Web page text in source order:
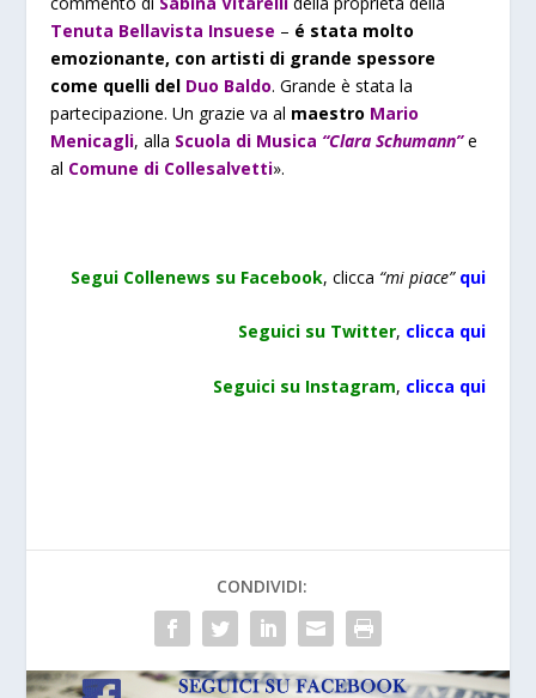
Tenuta Bellavista Insuese – é stata molto
emozionante, con artisti di grande spessore
come quelli del Duo Baldo. Grande è stata la
partecipazione. Un grazie va al maestro Mario
Menicagli, alla Scuola di Musica “Clara Schumann” e
al Comune di Collesalvetti».
Segui Collenews su Facebook, clicca “mi piace” qui
Seguici su Twitter, clicca qui
Seguici su Instagram, clicca qui
CONDIVIDI: